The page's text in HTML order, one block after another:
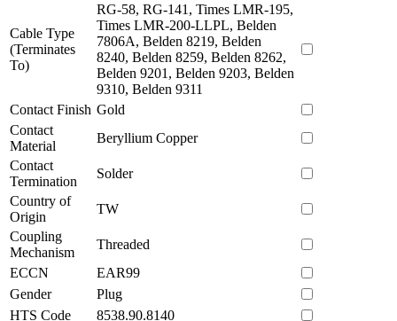
Cable Type
(Terminates
To)
RG-58, RG-141, Times LMR-195,
Times LMR-200-LLPL, Belden
7806A, Belden 8219, Belden
8240, Belden 8259, Belden 8262,
Belden 9201, Belden 9203, Belden
9310, Belden 9311
Contact Finish Gold
Contact
Material
Beryllium Copper
Contact
Termination
Solder
Country of
Origin
TW
Coupling
Mechanism
Threaded
ECCN
EAR99
Gender
Plug
HTS Code
8538.90.8140